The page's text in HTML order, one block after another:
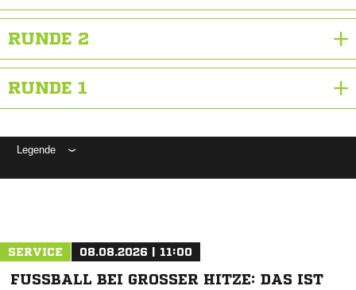
RUNDE 2
RUNDE 1
Legende
SERVICE 08.08.2026 | 11:00
FUSSBALL BEI GROSSER HITZE: DAS IST ZU